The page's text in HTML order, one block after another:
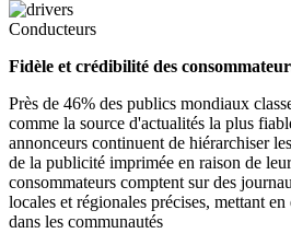
Conducteurs
Fidèle et crédibilité des
Près de 46% des publics mondiaux
comme la source d'actualités la plus
annonceurs continuent de hiérarchiser
de la publicité imprimée en raison de
consommateurs comptent sur des
locales et régionales précises, mettant
dans les communautés